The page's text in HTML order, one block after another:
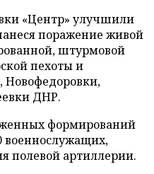
«Центр» улучшили
поражение живой
штурмовой
пехоты и
Новофедоровки,
ДНР.
формирований
военнослужащих,
полевой артиллерии.